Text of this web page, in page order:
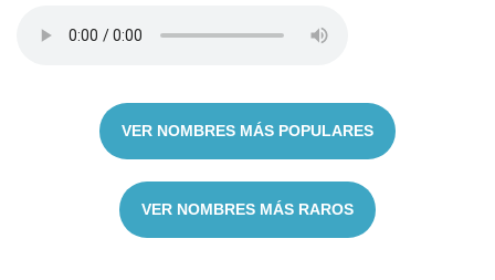
VER NOMBRES MÁS POPULARES
VER NOMBRES MÁS RAROS